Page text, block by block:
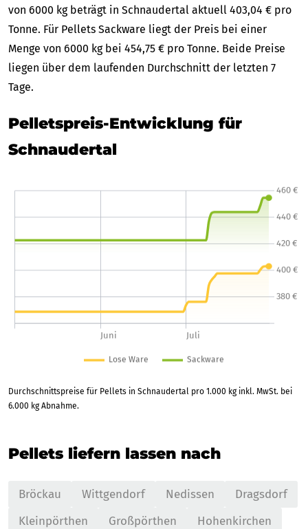
von 6000 kg beträgt in Schnaudertal aktuell 403,04 € pro
Tonne. Für Pellets Sackware liegt der Preis bei einer
Menge von 6000 kg bei 454,75 € pro Tonne. Beide Preise
liegen über dem laufenden Durchschnitt der letzten 7
Tage.
Pelletspreis-Entwicklung für
Schnaudertal
Durchschnittspreise für Pellets in Schnaudertal pro 1.000 kg inkl. MwSt. bei
6.000 kg Abnahme.
Pellets liefern lassen nach
Bröckau Wittgendorf Nedissen
Dragsdorf
Kleinpörthen
Großpörthen Hohenkirchen